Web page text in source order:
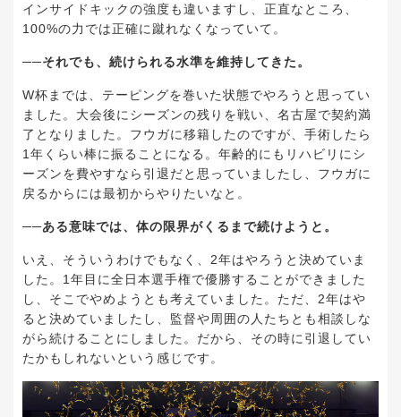
インサイドキックの強度も違いますし、正直なところ、
100%の力では正確に蹴れなくなっていて。
──それでも、続けられる水準を維持してきた。
W杯までは、テーピングを巻いた状態でやろうと思ってい
ました。大会後にシーズンの残りを戦い、名古屋で契約満
了となりました。フウガに移籍したのですが、手術したら
1年くらい棒に振ることになる。年齢的にもリハビリにシ
ーズンを費やすなら引退だと思っていましたし、フウガに
戻るからには最初からやりたいなと。
──ある意味では、体の限界がくるまで続けようと。
いえ、そういうわけでもなく、2年はやろうと決めていま
した。1年目に全日本選手権で優勝することができました
し、そこでやめようとも考えていました。ただ、2年はや
ると決めていましたし、監督や周囲の人たちとも相談しな
がら続けることにしました。だから、その時に引退してい
たかもしれないという感じです。